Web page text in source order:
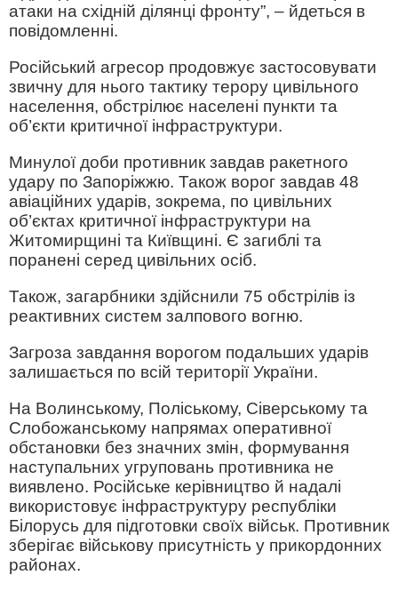
атаки на східній ділянці фронту”, – йдеться в
повідомленні.
Російський агресор продовжує застосовувати
звичну для нього тактику терору цивільного
населення, обстрілює населені пункти та
об’єкти критичної інфраструктури.
Минулої доби противник завдав ракетного
удару по Запоріжжю. Також ворог завдав 48
авіаційних ударів, зокрема, по цивільних
об’єктах критичної інфраструктури на
Житомирщині та Київщині. Є загиблі та
поранені серед цивільних осіб.
Також, загарбники здійснили 75 обстрілів із
реактивних систем залпового вогню.
Загроза завдання ворогом подальших ударів
залишається по всій території України.
На Волинському, Поліському, Сіверському та
Слобожанському напрямах оперативної
обстановки без значних змін, формування
наступальних угруповань противника не
виявлено. Російське керівництво й надалі
використовує інфраструктуру республіки
Білорусь для підготовки своїх військ. Противник
зберігає військову присутність у прикордонних
районах.